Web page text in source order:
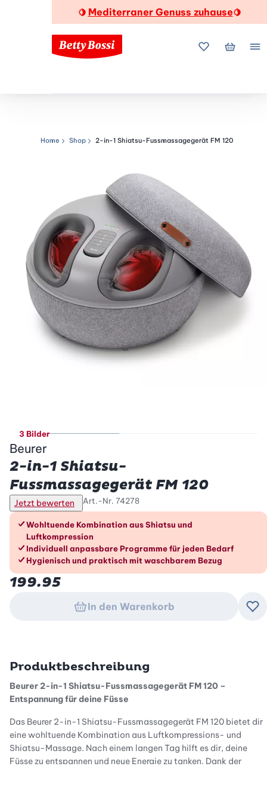
🍋 Mediterraner Genuss zuhause🍋
MeineMein
Navigationspfad
Home Shop 2-in-1 Shiatsu-Fussmassagegerät FM 120
3 Bilder
Beurer
2-in-1 Shiatsu-
Fussmassagegerät FM 120
Jetzt bewerten Art.-Nr. 74278
Die Vorteile im Überblick
Wohltuende Kombination aus Shiatsu und
Luftkompression
Individuell anpassbare Programme für jeden Bedarf
Hygienisch und praktisch mit waschbarem Bezug
199.95
In den Warenkorb
Produktbeschreibung
Beurer 2-in-1 Shiatsu-Fussmassagegerät FM 120 –
Entspannung für deine Füsse
Das Beurer 2-in-1 Shiatsu-Fussmassagegerät FM 120 bietet dir
eine wohltuende Kombination aus Luftkompressions- und
Shiatsu-Massage. Nach einem langen Tag hilft es dir, deine
Füsse zu entspannen und neue Energie zu tanken. Dank der